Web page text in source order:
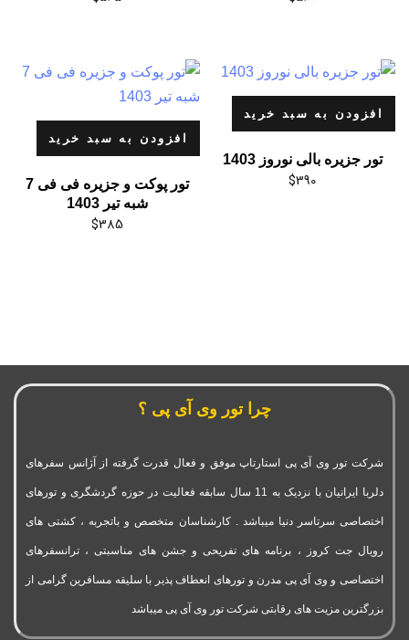
افزودن به سبد خرید
تور جزیره بالی نوروز 1403
$390
افزودن به سبد خرید
تور پوکت و جزیره فی فی 7
شبه تیر 1403
$385
چرا تور وی آی پی ؟
شرکت تور وی آی پی استارتاپ موفق و فعال قدرت گرفته از آژانس سفرهای
دلربا ایرانیان با نزدیک به 11 سال سابقه فعالیت در حوزه گردشگری و تورهای
اختصاصی سرتاسر دنیا میباشد . کارشناسان متخصص و باتجربه ، کشتی های
رویال جت کروز ، برنامه های تفریحی و جشن های مناسبتی ، ترانسفرهای
اختصاصی و وی آی پی مدرن و تورهای انعطاف پذیر با سلیقه مسافرین گرامی از
بزرگترین مزیت های رقابتی شرکت تور وی آی پی میباشد